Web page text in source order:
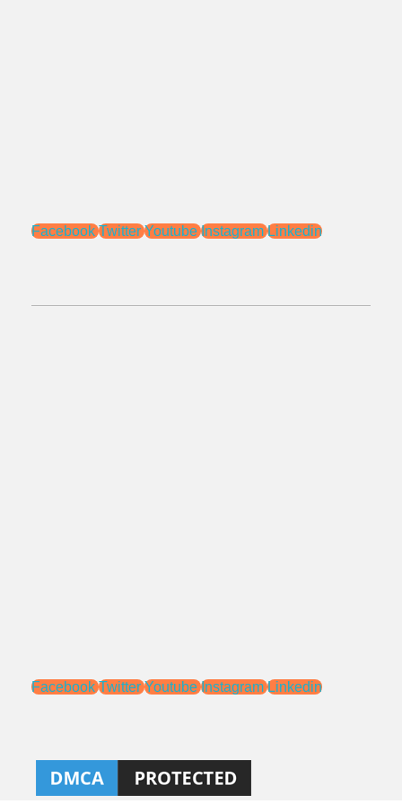
Facebook Twitter Youtube Instagram Linkedin
Facebook Twitter Youtube Instagram Linkedin